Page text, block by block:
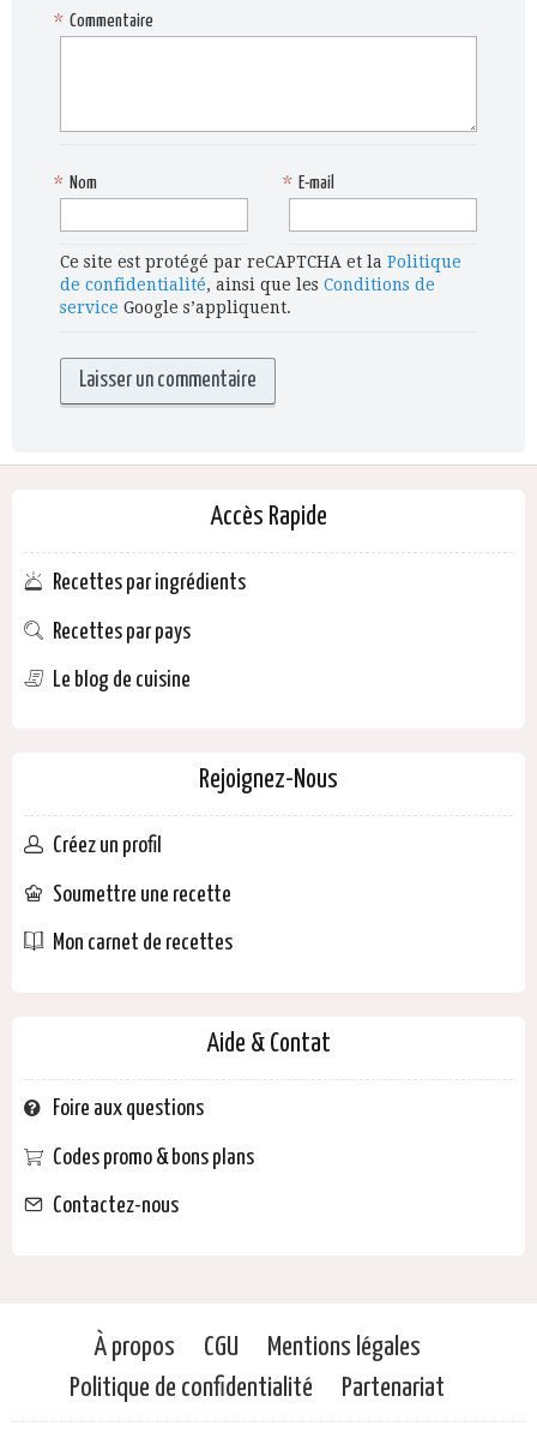
Commentaire
*
Nom
* E-mail
*
Ce site est protégé par reCAPTCHA et la Politique
de confidentialité, ainsi que les Conditions de
service Google s’appliquent.
Accès Rapide
Recettes par ingrédients
Recettes par pays
Le blog de cuisine
Rejoignez-Nous
Créez un profil
Soumettre une recette
Mon carnet de recettes
Aide & Contat
Foire aux questions
Codes promo & bons plans
Contactez-nous
À propos CGU
Mentions légales
Politique de confidentialité
Partenariat